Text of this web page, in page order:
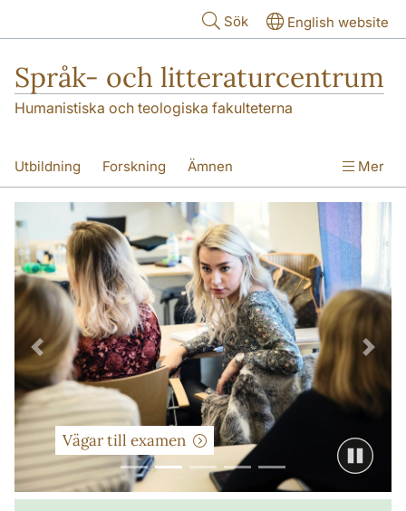
Sök English website
Språk- och litteraturcentrum
Humanistiska och teologiska fakulteterna
Utbildning Forskning Ämnen
SOL-husen Kontakt Institutionen
översättning till svenska
Mer
Vägar till examen
Förra Nästa